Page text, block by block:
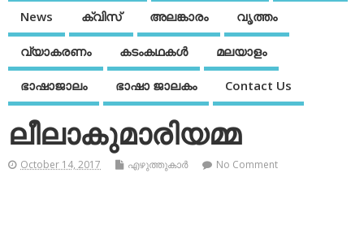
News ക്വിസ് അലങ്കാരം വൃത്തം
വ്യാകരണം കടംകഥകള്‍ മലയാളം
ഭാഷാജാലം ഭാഷാ ജാലകം Contact Us
ലീലാകുമാരിയമ്മ
October 14, 2017 എഴുത്തുകാര്‍ No Comment